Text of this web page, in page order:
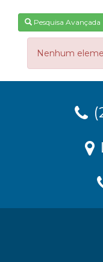
Pesquisa Avançada
Nenhum